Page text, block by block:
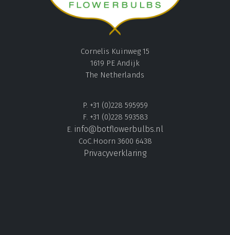
Cornelis Kuinweg 15
1619 PE Andijk
The Netherlands
P. +31 (0)228 595959
F. +31 (0)228 593583
E. info@botflowerbulbs.nl
CoC.Hoorn 3600 6438
Privacyverklaring